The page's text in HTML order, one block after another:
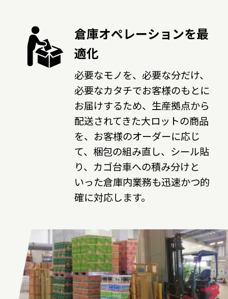
倉庫オペレーションを最
適化
必要なモノを、必要な分だけ、
必要なカタチでお客様のもとに
お届けするため、生産拠点から
配送されてきた大ロットの商品
を、お客様のオーダーに応じ
て、梱包の組み直し、シール貼
り、カゴ台車への積み分けと
いった倉庫内業務も迅速かつ的
確に対応します。